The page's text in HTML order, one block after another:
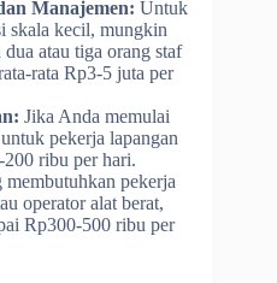
Manajemen: Untuk
skala kecil, mungkin
atau tiga orang staf
rata Rp3-5 juta per
Jika Anda memulai
pekerja lapangan
ribu per hari.
pekerja
operator alat berat,
Rp300-500 ribu per